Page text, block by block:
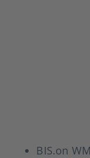
BIS.on